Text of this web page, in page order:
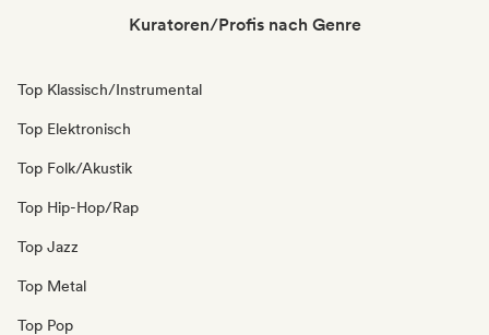
Kuratoren/Profis nach Genre
Top Klassisch/Instrumental
Top Elektronisch
Top Folk/Akustik
Top Hip-Hop/Rap
Top Jazz
Top Metal
Top Pop